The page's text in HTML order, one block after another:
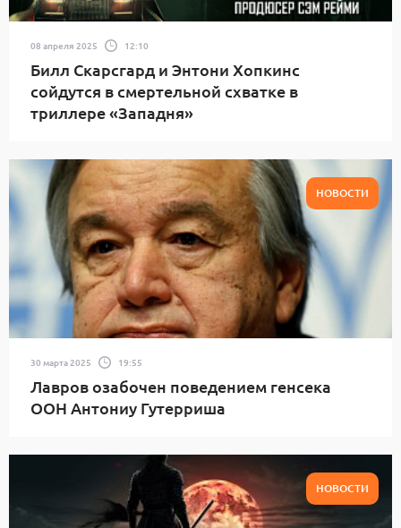
08 апреля 2025 12:10
Билл Скарсгард и Энтони Хопкинс
сойдутся в смертельной схватке в
триллере «Западня»
НОВОСТИ
30 марта 2025 19:55
Лавров озабочен поведением генсека
ООН Антониу Гутерриша
НОВОСТИ